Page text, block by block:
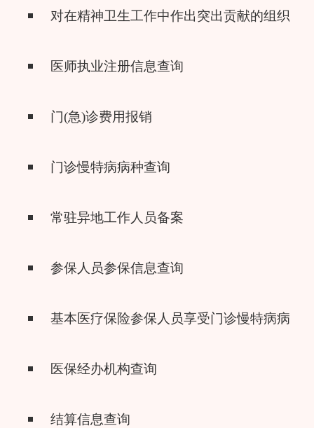
对在精神卫生工作中作出突出贡献的组织、
医师执业注册信息查询
门(急)诊费用报销
门诊慢特病病种查询
常驻异地工作人员备案
参保人员参保信息查询
基本医疗保险参保人员享受门诊慢特病病种
医保经办机构查询
结算信息查询